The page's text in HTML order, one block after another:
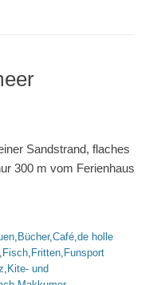
Sandstrand, flaches
300 m vom Ferienhaus
, Bücher,Café,de holle
, Fisch, Fritten, Funsport
, Kite- und